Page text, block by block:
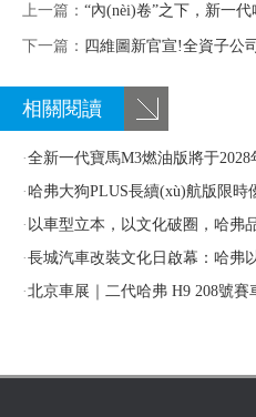
上一篇： “內(nèi)卷”之下，新一
下一篇： 四維圖新官宣!全資子公
相關閱讀
·全新一代寶馬M3燃油版將于2028
· 哈弗大狗PLUS長續(xù)航版限時
價15.28萬起！家庭泛越野不妥協
· 以車型立本，以文化破圈，哈弗
車展
·長城汽車改裝文化日啟幕：哈弗
裝，重構出行體驗
·北京車展｜二代哈弗 H9 208號賽車